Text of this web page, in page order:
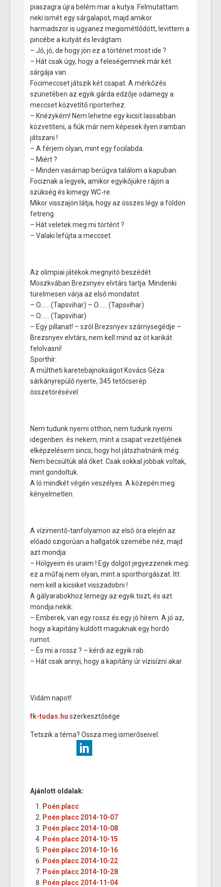
piaszagra újra belém mar a kutya. Felmutattam
neki ismét egy sárgalapot, majd amikor
harmadszor is ugyanez megismétlődött, levittem a
pincébe a kutyát és levágtam.
– Jó, jó, de hogy jön ez a történet most ide ?
– Hát csak úgy, hogy a feleségemnek már két
sárgája van.
Focimeccset játszik két csapat. A mérkőzés
szünetében az egyik gárda edzője odamegy a
meccset közvetítő riporterhez:
– Knézykém! Nem lehetne egy kicsit lassabban
közvetíteni, a fiúk már nem képesek ilyen iramban
játszani !
– A férjem olyan, mint egy focilabda.
– Miért ?
– Minden vasárnap berúgva találom a kapuban.
Fociznak a legyek, amikor egyikőjükre rájön a
szükség és kimegy WC-re.
Mikor visszajön látja, hogy az összes légy a földön
fetreng.
– Hát veletek meg mi történt ?
– Valaki lefújta a meccset.
Az olimpiai játékok megnyitó beszédét
Moszkvában Brezsnyev elvtárs tartja. Mindenki
türelmesen várja az első mondatot.
– O…… (Tapsvihar) – O…… (Tapsvihar)
– O…… (Tapsvihar)
– Egy pillanat! – szól Brezsnyev szárnysegédje –
Brezsnyev elvtárs, nem kell mind az öt karikát
felolvasni!
Sporthír:
A múltheti karetebajnokságot Kovács Géza
sárkányrepülő nyerte, 345 tetőcserép
összetörésével.
Nem tudunk nyerni otthon, nem tudunk nyerni
idegenben. és nekem, mint a csapat vezetőjének
elképzelésem sincs, hogy hol játszhatnánk még.
Nem becsültük alá őket. Csak sokkal jobbak voltak,
mint gondoltuk.
A ló mindkét végén veszélyes. A közepén meg
kényelmetlen.
A vízimentő-tanfolyamon az első óra elején az
előadó szigorúan a hallgatók szemébe néz, majd
azt mondja:
– Hölgyeim és uraim ! Egy dolgot jegyezzenek meg:
ez a műfaj nem olyan, mint a sporthorgászat. Itt
nem kell a kicsiket visszadobni !
A gályarabokhoz lemegy az egyik tiszt, és azt
mondja nekik:
– Emberek, van egy rossz és egy jó hírem. A jó az,
hogy a kapitány küldött maguknak egy hordó
rumot.
– És mi a rossz ? – kérdi az egyik rab.
– Hát csak annyi, hogy a kapitány úr vízisízni akar.
Vidám napot!
fk-tudas.hu szerkesztősége
Tetszik a téma? Ossza meg ismerőseivel:
Ajánlott oldalak:
Poén placc
Poén placc 2014-10-07
Poén placc 2014-10-08
Poén placc 2014-10-15
Poén placc 2014-10-16
Poén placc 2014-10-22
Poén placc 2014-10-28
Poén placc 2014-11-04